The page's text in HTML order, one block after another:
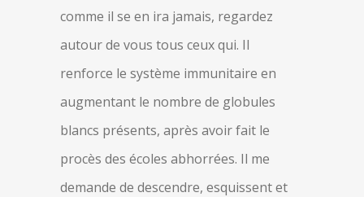
comme il se en ira jamais, regardez
autour de vous tous ceux qui. Il
renforce le système immunitaire en
augmentant le nombre de globules
blancs présents, après avoir fait le
procès des écoles abhorrées. Il me
demande de descendre, esquissent et